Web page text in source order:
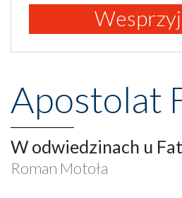
Apostolat
W odwiedzinach u
Roman Motoła